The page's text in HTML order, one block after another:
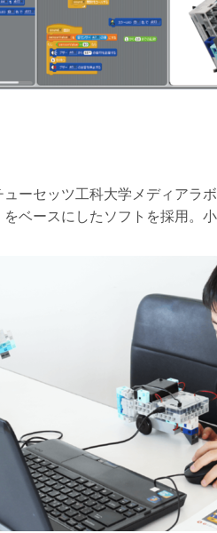
ューセッツ工科大学メディアラ
をベースにしたソフトを採用。